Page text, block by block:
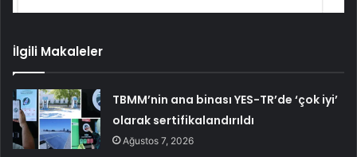
İlgili Makaleler
TBMM’nin ana binası YES-TR’de ‘çok iyi’
olarak sertifikalandırıldı
Ağustos 7, 2026